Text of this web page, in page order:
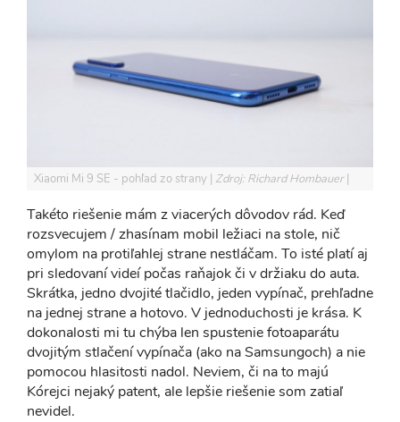
Xiaomi Mi 9 SE - pohľad zo strany Zdroj: Richard Hombauer
Takéto riešenie mám z viacerých dôvodov rád. Keď
rozsvecujem / zhasínam mobil ležiaci na stole, nič
omylom na protiľahlej strane nestláčam. To isté platí aj
pri sledovaní videí počas raňajok či v držiaku do auta.
Skrátka, jedno dvojité tlačidlo, jeden vypínač, prehľadne
na jednej strane a hotovo. V jednoduchosti je krása. K
dokonalosti mi tu chýba len spustenie fotoaparátu
dvojitým stlačení vypínača (ako na Samsungoch) a nie
pomocou hlasitosti nadol. Neviem, či na to majú
Kórejci nejaký patent, ale lepšie riešenie som zatiaľ
nevidel.